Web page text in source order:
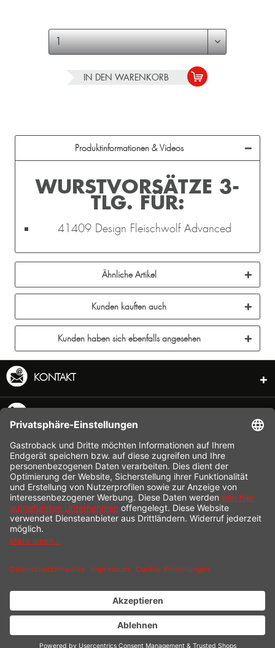
IN DEN WARENKORB
Produktinformationen & Videos
WURSTVORSÄTZE 3-
TLG. FÜR:
41409 Design Fleischwolf Advanced
Ähnliche Artikel
Kunden kauften auch
Kunden haben sich ebenfalls angesehen
KONTAKT
INFORMATION
SHOP SERVICE
VERSAND
* Alle Preise inkl. gesetzl. Mehrwertsteuer zzgl.
Nachnahmegebühren, wenn nicht anders beschrieben